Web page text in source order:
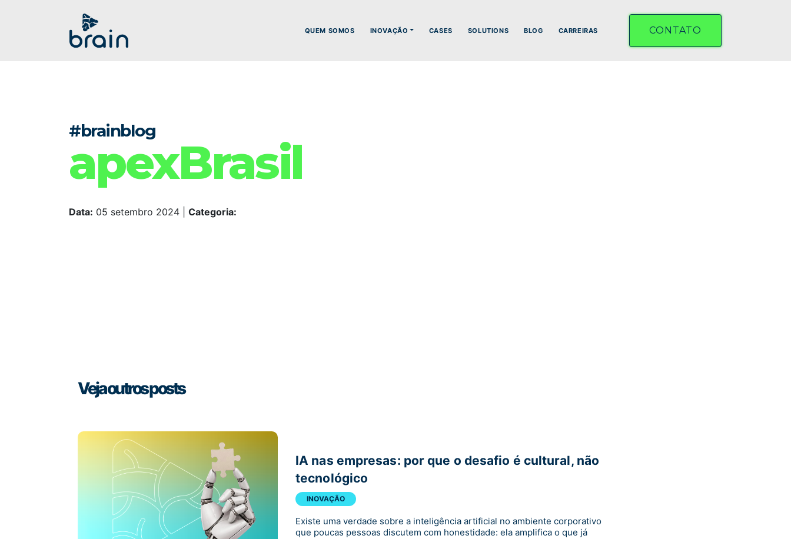
QUEM SOMOS INOVAÇÃO CASES SOLUTIONS BLOG CARREIRAS CONTATO
#brainblog
apexBrasil
Data: 05 setembro 2024 Categoria:
Veja outros posts
IA nas empresas: por que o desafio é cultural, não
tecnológico
INOVAÇÃO
Existe uma verdade sobre a inteligência artificial no ambiente corporativo
que poucas pessoas discutem com honestidade: ela amplifica o que já